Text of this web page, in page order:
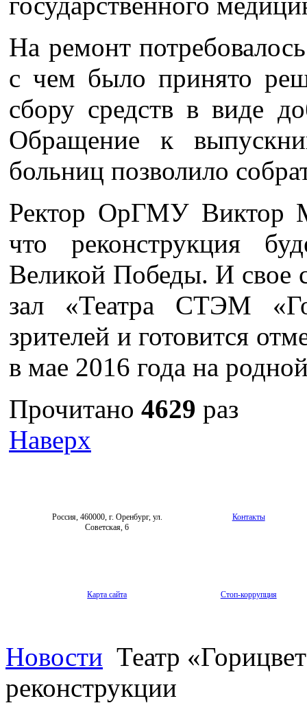
На ремонт
с чем было принято
сбору средств в виде
Обращение к
больниц позволило
Ректор ОрГМУ Виктор
что реконструкция
Великой Победы. И свое
зал «Театра СТЭМ
зрителей и готовится
в мае 2016 года на
Прочитано 4629 раз
Наверх
Россия, 460000, г. Оренбург, ул.
Советская, 6
Контакты
Карта сайта Стоп-коррупция
Новости Театр
реконструкции